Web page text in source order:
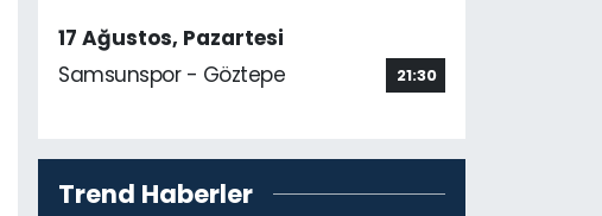
17 Ağustos, Pazartesi
Samsunspor - Göztepe
21:30
Trend Haberler